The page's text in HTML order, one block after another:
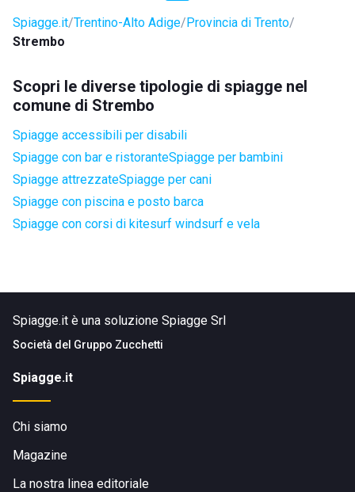
Spiagge.it Trentino-Alto Adige Provincia di Trento
Strembo
Scopri le diverse tipologie di spiagge nel
comune di Strembo
Spiagge accessibili per disabili
Spiagge con bar e ristoranteSpiagge per bambini
Spiagge attrezzateSpiagge per cani
Spiagge con piscina e posto barca
Spiagge con corsi di kitesurf windsurf e vela
Spiagge.it è una soluzione Spiagge Srl
Società del Gruppo Zucchetti
Spiagge.it
Chi siamo
Magazine
La nostra linea editoriale